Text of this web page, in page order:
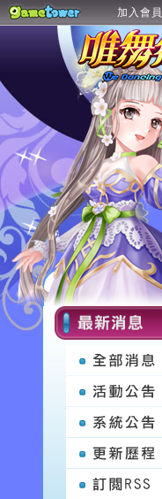
加入會員